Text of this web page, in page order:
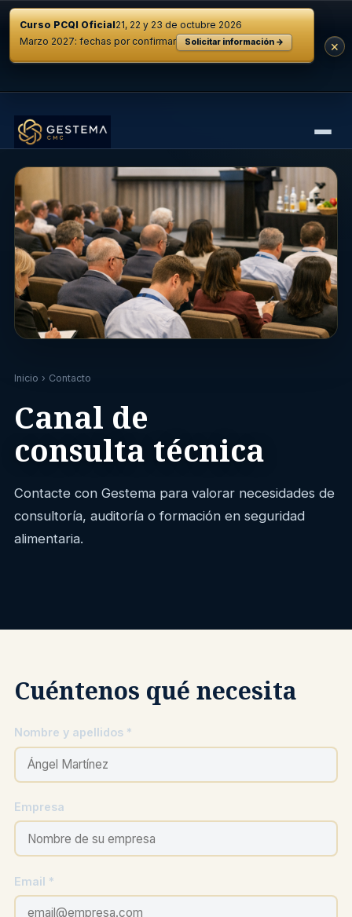
Curso PCQI Oficial21, 22 y 23 de octubre 2026
Marzo 2027: fechas por confirmar
Solicitar información → ×
Inicio › Contacto
Canal de
consulta técnica
Contacte con Gestema para valorar necesidades de
consultoría, auditoría o formación en seguridad
alimentaria.
Cuéntenos qué necesita
Nombre y apellidos *
Empresa
Email *